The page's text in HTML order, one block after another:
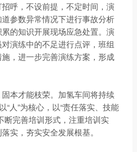
呼，不设前提，不定时间，演
参数异常情况下进行事故分析
的知识开展现场应急处置。演
演练中的不足进行点评，班组
，进一步完善演练方案，形成
本才能枝荣。加氢车间将持续
“人”为核心，以“责任落实、技能
断完善培训形式，注重培训实
实，夯实安全发展根基。